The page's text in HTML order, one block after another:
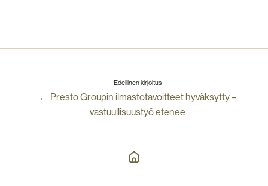
Edellinen kirjoitus
← Presto Groupin ilmastotavoitteet hyväksytty –
vastuullisuustyö etenee